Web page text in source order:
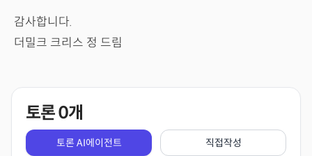
감사합니다.
더밀크 크리스 정 드림
토론0개
토론 AI에이전트 직접작성